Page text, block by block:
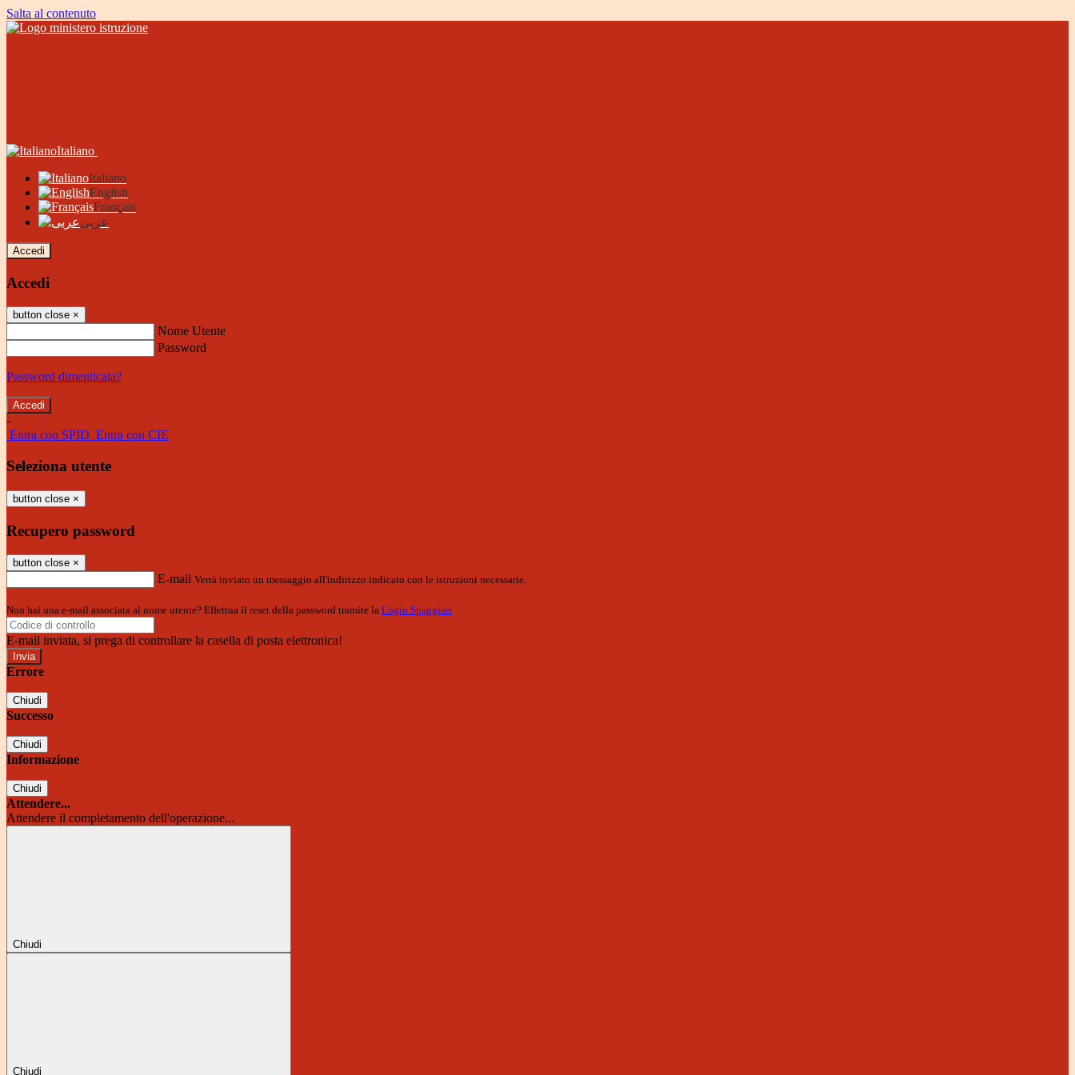
Salta al contenuto
Italiano
Italiano
English
Français
عربى
Accedi
Accedi
button close ×
Nome Utente
Password
Password dimenticata?
-
Entra con SPID Entra con CIE
Seleziona utente
button close ×
Recupero password
button close ×
E-mail Verrà inviato un messaggio all'indirizzo indicato con le istruzioni necessarie.
Non hai una e-mail associata al nome utente? Effettua il reset della password tramite la Login Spaggiari
E-mail inviata, si prega di controllare la casella di posta elettronica!
Errore
Chiudi
Successo
Chiudi
Informazione
Chiudi
Attendere...
Attendere il completamento dell'operazione...
Chiudi
Chiudi